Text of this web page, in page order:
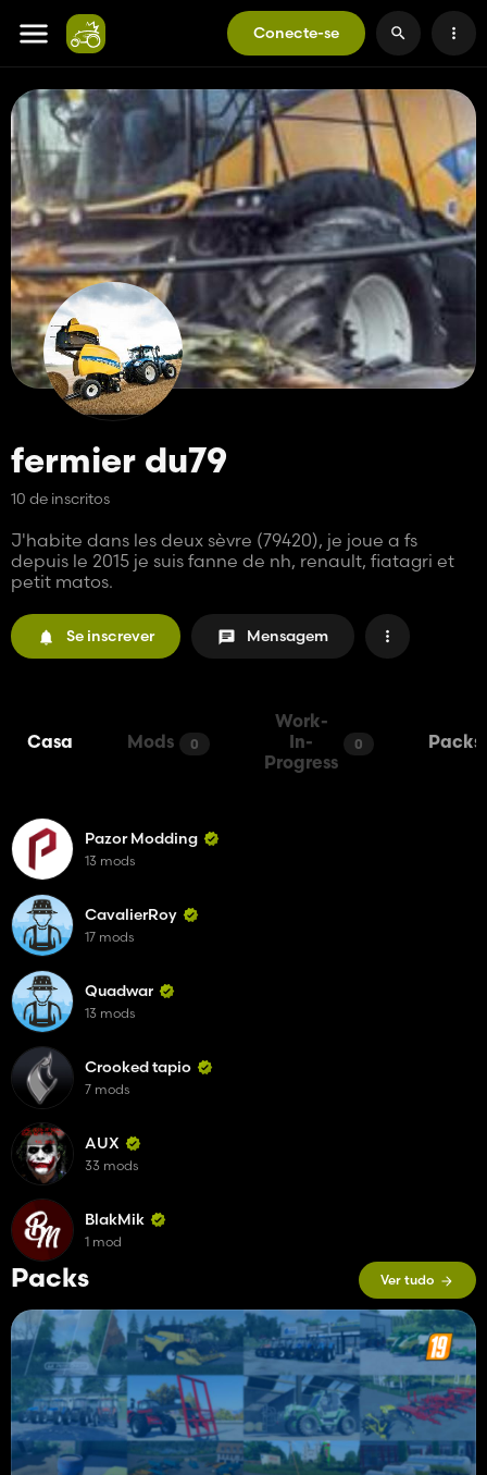
Conecte-se
fermier du79
10 de inscritos
J'habite dans les deux sèvre (79420), je joue a fs
depuis le 2015 je suis fanne de nh, renault, fiatagri et
petit matos.
Se inscrever Mensagem
Casa Mods 0
Work-
In-
Progress
0 Packs
Packs Ver tudo
Pazor Modding
13 mods
CavalierRoy
17 mods
Quadwar
13 mods
Crooked tapio
7 mods
AUX
33 mods
BlakMik
1 mod